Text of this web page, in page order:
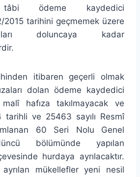
tâbi ödeme kaydedici
2015 tarihini geçmemek üzere
doluncaya kadar
itibaren geçerli olmak
dolan ödeme kaydedici
hafıza takılmayacak ve
tarihli ve 25463 sayılı Resmî
60 Seri Nolu Genel
bölümünde yapılan
hurdaya ayrılacaktır.
ayrılan mükellefler yeni nesil